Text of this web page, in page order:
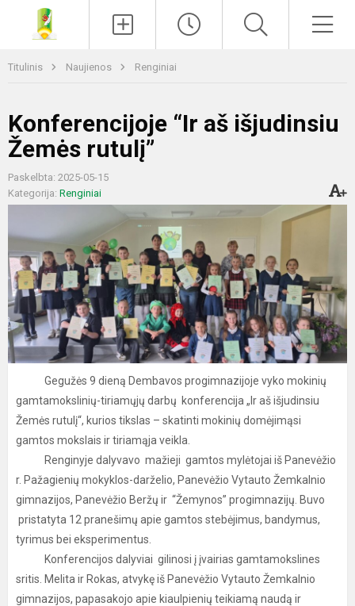
Titulinis Naujienos Renginiai
Konferencijoje “Ir aš išjudinsiu
Žemės rutulį”
Paskelbta: 2025-05-15
Kategorija: Renginiai
Gegužės 9 dieną Dembavos progimnazijoje vyko mokinių
gamtamokslinių-tiriamųjų darbų konferencija „Ir aš išjudinsiu
Žemės rutulį“, kurios tikslas – skatinti mokinių domėjimąsi
gamtos mokslais ir tiriamąja veikla.
Renginyje dalyvavo mažieji gamtos mylėtojai iš Panevėžio
r. Pažagienių mokyklos-darželio, Panevėžio Vytauto Žemkalnio
gimnazijos, Panevėžio Beržų ir “Žemynos” progimnazijų. Buvo
pristatyta 12 pranešimų apie gamtos stebėjimus, bandymus,
tyrimus bei eksperimentus.
Konferencijos dalyviai gilinosi į įvairias gamtamokslines
sritis. Melita ir Rokas, atvykę iš Panevėžio Vytauto Žemkalnio
gimnazijos, papasakojo apie kiaulpienių teikiamą naudą ir